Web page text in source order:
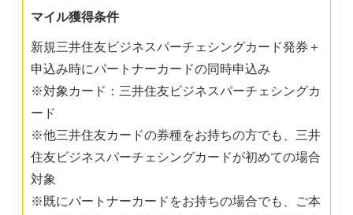
マイル獲得条件
新規三井住友ビジネスパーチェシングカード発券＋
申込み時にパートナーカードの同時申込み
※対象カード：三井住友ビジネスパーチェシングカ
ード
※他三井住友カードの券種をお持ちの方でも、三井
住友ビジネスパーチェシングカードが初めての場合
対象
※既にパートナーカードをお持ちの場合でも、ご本